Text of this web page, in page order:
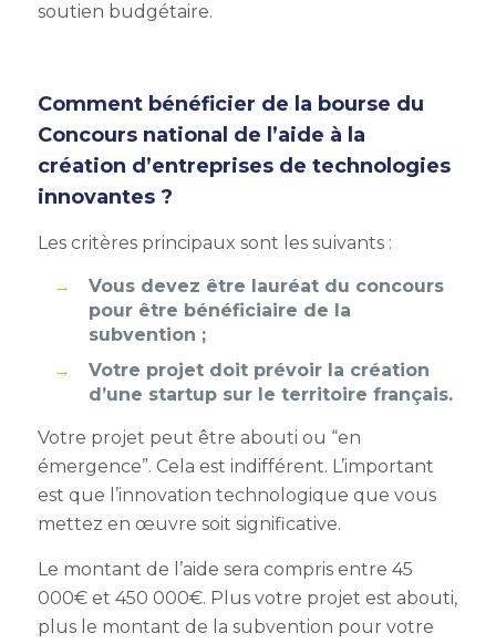
soutien budgétaire.
Comment bénéficier de la bourse du
Concours national de l’aide à la
création d’entreprises de technologies
innovantes ?
Les critères principaux sont les suivants :
Vous devez être lauréat du concours
pour être bénéficiaire de la
subvention ;
Votre projet doit prévoir la création
d’une startup sur le territoire français.
Votre projet peut être abouti ou “en
émergence”. Cela est indifférent. L’important
est que l’innovation technologique que vous
mettez en œuvre soit significative.
Le montant de l’aide sera compris entre 45
000€ et 450 000€. Plus votre projet est abouti,
plus le montant de la subvention pour votre